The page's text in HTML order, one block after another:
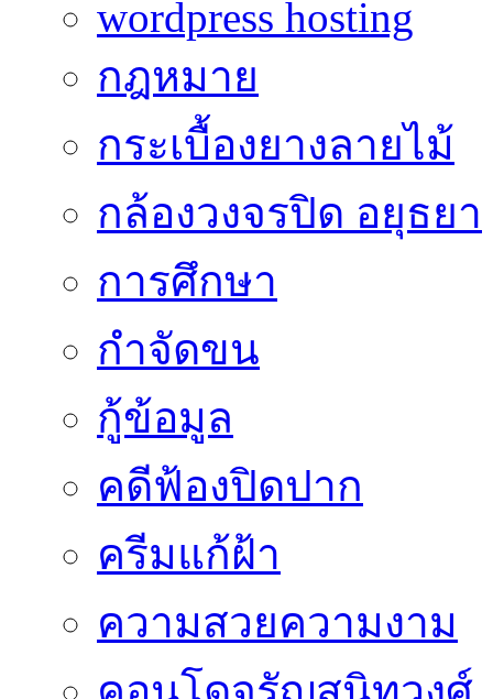
wordpress hosting
กฎหมาย
กระเบื้องยางลายไม้
กล้องวงจรปิด อยุธยา
การศึกษา
กำจัดขน
กู้ข้อมูล
คดีฟ้องปิดปาก
ครีมแก้ฝ้า
ความสวยความงาม